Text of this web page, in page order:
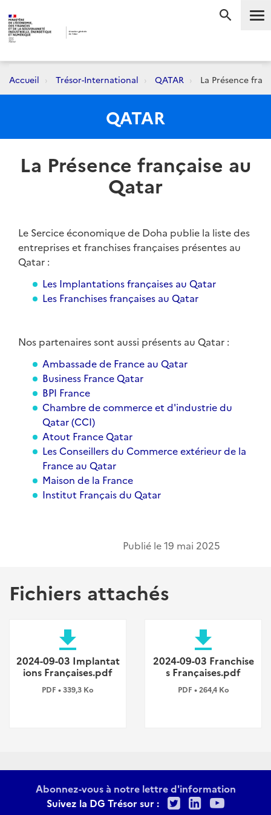
Accueil Trésor-International QATAR La Présence
QATAR
La Présence française au
Qatar
Le Sercice économique de Doha publie la liste des
entreprises et franchises françaises présentes au
Qatar :
Les Implantations françaises au Qatar
Les Franchises françaises au Qatar
Nos partenaires sont aussi présents au Qatar :
Ambassade de France au Qatar
Business France Qatar
BPI France
Chambre de commerce et d'industrie du
Qatar (CCI)
Atout France Qatar
Les Conseillers du Commerce extérieur de la
France au Qatar
Maison de la France
Institut Français du Qatar
Publié le19 mai 2025
Fichiers attachés
file_download
2024-09-03 Implantat
ions Françaises.pdf
PDF • 339,3 Ko
file_download
2024-09-03 Franchise
s Françaises.pdf
PDF • 264,4 Ko
Abonnez-vous à notre lettre d'information
Suivez la DG Trésor sur :
TwitterLinkedIn